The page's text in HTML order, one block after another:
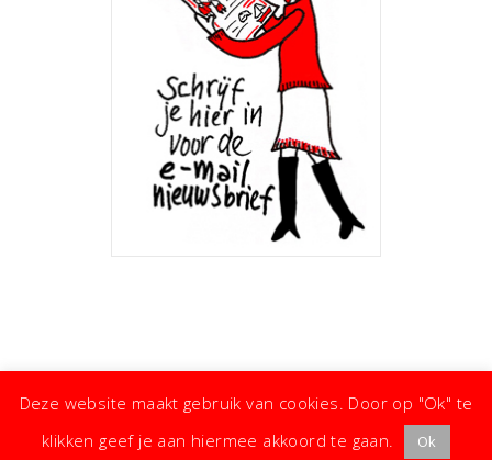
Deze website maakt gebruik van cookies. Door op "Ok" te
klikken geef je aan hiermee akkoord te gaan.
Ok